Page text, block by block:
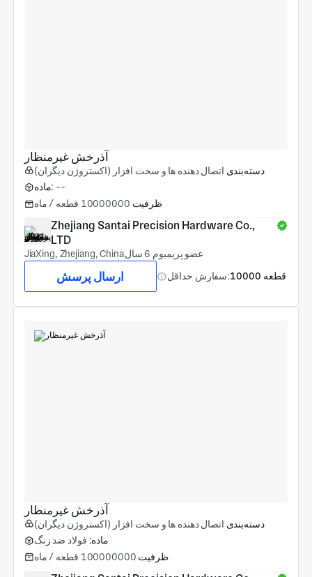
آذرخش غیرمنظار
دسته‌بندی اتصال دهنده ها و سخت افزار (اکستروژن دیگران)
ماده: --
ظرفیت 10000000 قطعه / ماه
Zhejiang Santai Precision Hardware Co.,
LTD
JiaXing, Zhejiang, China عضو پریمیوم 6 سال
ارسال پرسش سفارش حداقل: 10000 قطعه
آذرخش غیرمنظار
دسته‌بندی اتصال دهنده ها و سخت افزار (اکستروژن دیگران)
ماده: فولاد ضد زنگ
ظرفیت 100000000 قطعه / ماه